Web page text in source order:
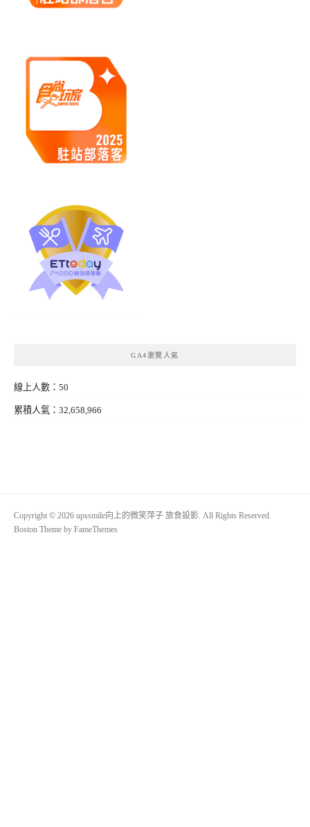
GA4瀏覽人氣
線上人數：50
累積人氣：32,658,966
Copyright © 2026 upssmile向上的微笑萍子 旅食設影. All Rights Reserved.
Boston Theme by FameThemes